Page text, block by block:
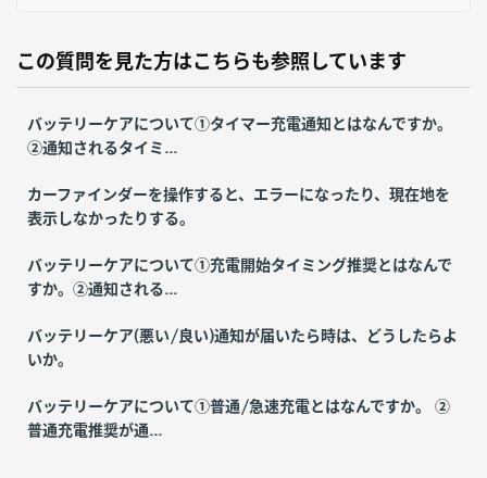
この質問を見た方はこちらも参照しています
バッテリーケアについて①タイマー充電通知とはなんですか。
②通知されるタイミ...
カーファインダーを操作すると、エラーになったり、現在地を
表示しなかったりする。
バッテリーケアについて①充電開始タイミング推奨とはなんで
すか。②通知される...
バッテリーケア(悪い/良い)通知が届いたら時は、どうしたらよ
いか。
バッテリーケアについて①普通/急速充電とはなんですか。 ②
普通充電推奨が通...